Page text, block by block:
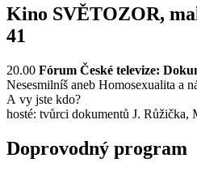
Kino SVĚTOZOR,
41
20.00 Fórum České televize:
Nesesmilníš aneb Homosexualita a
A vy jste kdo?
hosté: tvůrci dokumentů J. Růžička,
Doprovodný program